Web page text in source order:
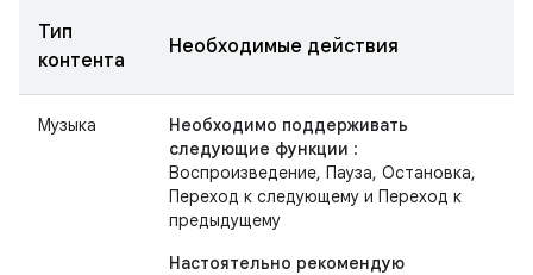
Тип
контента
Необходимые действия
Музыка
Необходимо поддерживать
следующие функции :
Воспроизведение, Пауза, Остановка,
Переход к следующему и Переход к
предыдущему
Настоятельно рекомендую